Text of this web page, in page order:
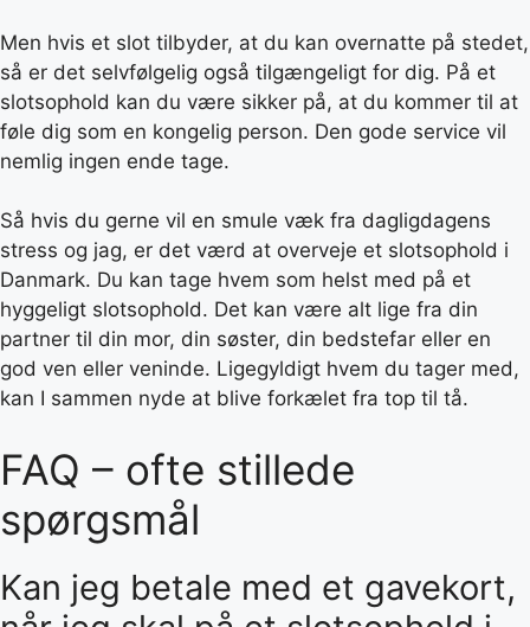
Men hvis et slot tilbyder, at du kan overnatte på stedet,
så er det selvfølgelig også tilgængeligt for dig. På et
slotsophold kan du være sikker på, at du kommer til at
føle dig som en kongelig person. Den gode service vil
nemlig ingen ende tage.
Så hvis du gerne vil en smule væk fra dagligdagens
stress og jag, er det værd at overveje et slotsophold i
Danmark. Du kan tage hvem som helst med på et
hyggeligt slotsophold. Det kan være alt lige fra din
partner til din mor, din søster, din bedstefar eller en
god ven eller veninde. Ligegyldigt hvem du tager med,
kan I sammen nyde at blive forkælet fra top til tå.
FAQ – ofte stillede
spørgsmål
Kan jeg betale med et gavekort,